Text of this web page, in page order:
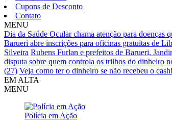
Cupons de Desconto
Contato
MENU
Dia da Saúde Ocular chama atenção para doenças
Barueri abre inscrições para oficinas gratuitas de
Silveira Rubens Furlan e prefeitos de Barueri,
disputa sobre quem controla os trilhos do dinheiro
(27) Veja como ter o dinheiro se não recebeu o
EM ALTA
MENU
Polícia em Ação